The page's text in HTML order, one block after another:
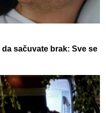
sačuvate brak: Sve se